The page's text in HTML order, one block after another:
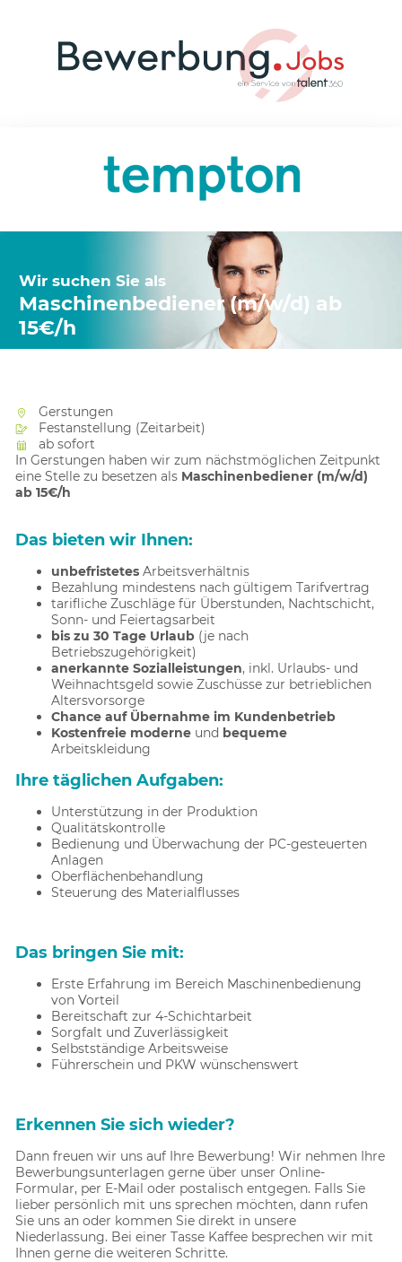
Wir suchen Sie als
Maschinenbediener (m/w/d) ab
15€/h
Gerstungen
Festanstellung (Zeitarbeit)
ab sofort
In Gerstungen haben wir zum nächstmöglichen Zeitpunkt
eine Stelle zu besetzen als Maschinenbediener (m/w/d)
ab 15€/h
Das bieten wir Ihnen:
unbefristetes Arbeitsverhältnis
Bezahlung mindestens nach gültigem Tarifvertrag
tarifliche Zuschläge für Überstunden, Nachtschicht,
Sonn- und Feiertagsarbeit
bis zu 30 Tage Urlaub (je nach
Betriebszugehörigkeit)
anerkannte Sozialleistungen, inkl. Urlaubs- und
Weihnachtsgeld sowie Zuschüsse zur betrieblichen
Altersvorsorge
Chance auf Übernahme im Kundenbetrieb
Kostenfreie moderne und bequeme
Arbeitskleidung
Ihre täglichen Aufgaben:
Unterstützung in der Produktion
Qualitätskontrolle
Bedienung und Überwachung der PC-gesteuerten
Anlagen
Oberflächenbehandlung
Steuerung des Materialflusses
Das bringen Sie mit:
Erste Erfahrung im Bereich Maschinenbedienung
von Vorteil
Bereitschaft zur 4-Schichtarbeit
Sorgfalt und Zuverlässigkeit
Selbstständige Arbeitsweise
Führerschein und PKW wünschenswert
Erkennen Sie sich wieder?
Dann freuen wir uns auf Ihre Bewerbung! Wir nehmen Ihre
Bewerbungsunterlagen gerne über unser Online-
Formular, per E-Mail oder postalisch entgegen. Falls Sie
lieber persönlich mit uns sprechen möchten, dann rufen
Sie uns an oder kommen Sie direkt in unsere
Niederlassung. Bei einer Tasse Kaffee besprechen wir mit
Ihnen gerne die weiteren Schritte.